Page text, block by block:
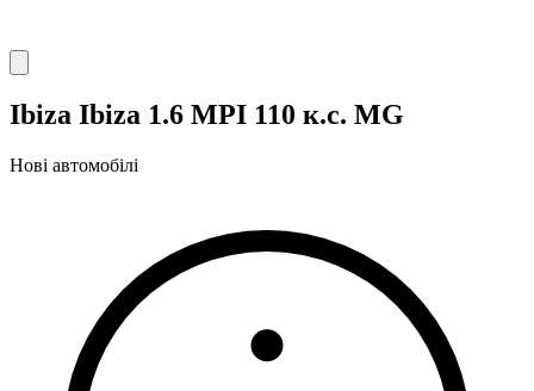
Ibiza Ibiza 1.6 MPI 110 к.с. MG
Нові автомобілі